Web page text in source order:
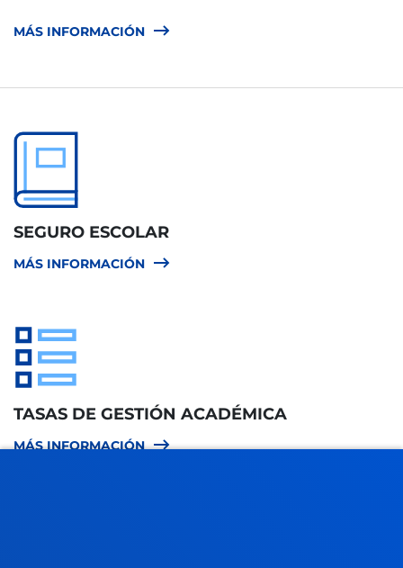
MÁS INFORMACIÓN
SEGURO ESCOLAR
MÁS INFORMACIÓN
TASAS DE GESTIÓN ACADÉMICA
MÁS INFORMACIÓN